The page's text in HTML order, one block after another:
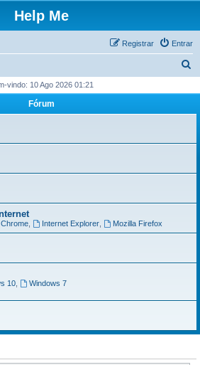
Help Me
Entrar
Registrar
q
vindo: 10 Ago 2026 01:21
Fórum
, Internet Explorer, Mozilla Firefox
10,
Windows 7